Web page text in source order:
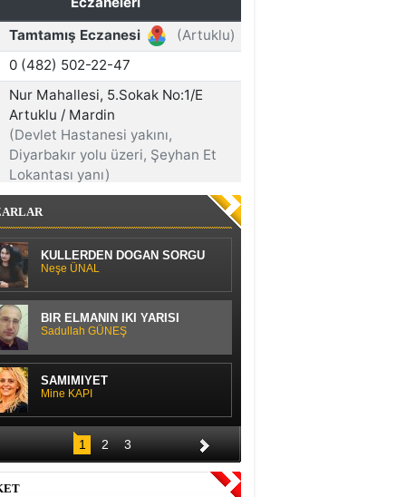
KÜLLERDEN DOĞAN SORGU
Neşe ÜNAL
BİR ELMANIN İKİ YARISI
Sadullah GÜNEŞ
SAMİMİYET
Mine KAPI
DÜĞÜNÜN ALKIŞI BİR GECE,
BORCU KAÇ YIL?
Halil EL
1 2 3